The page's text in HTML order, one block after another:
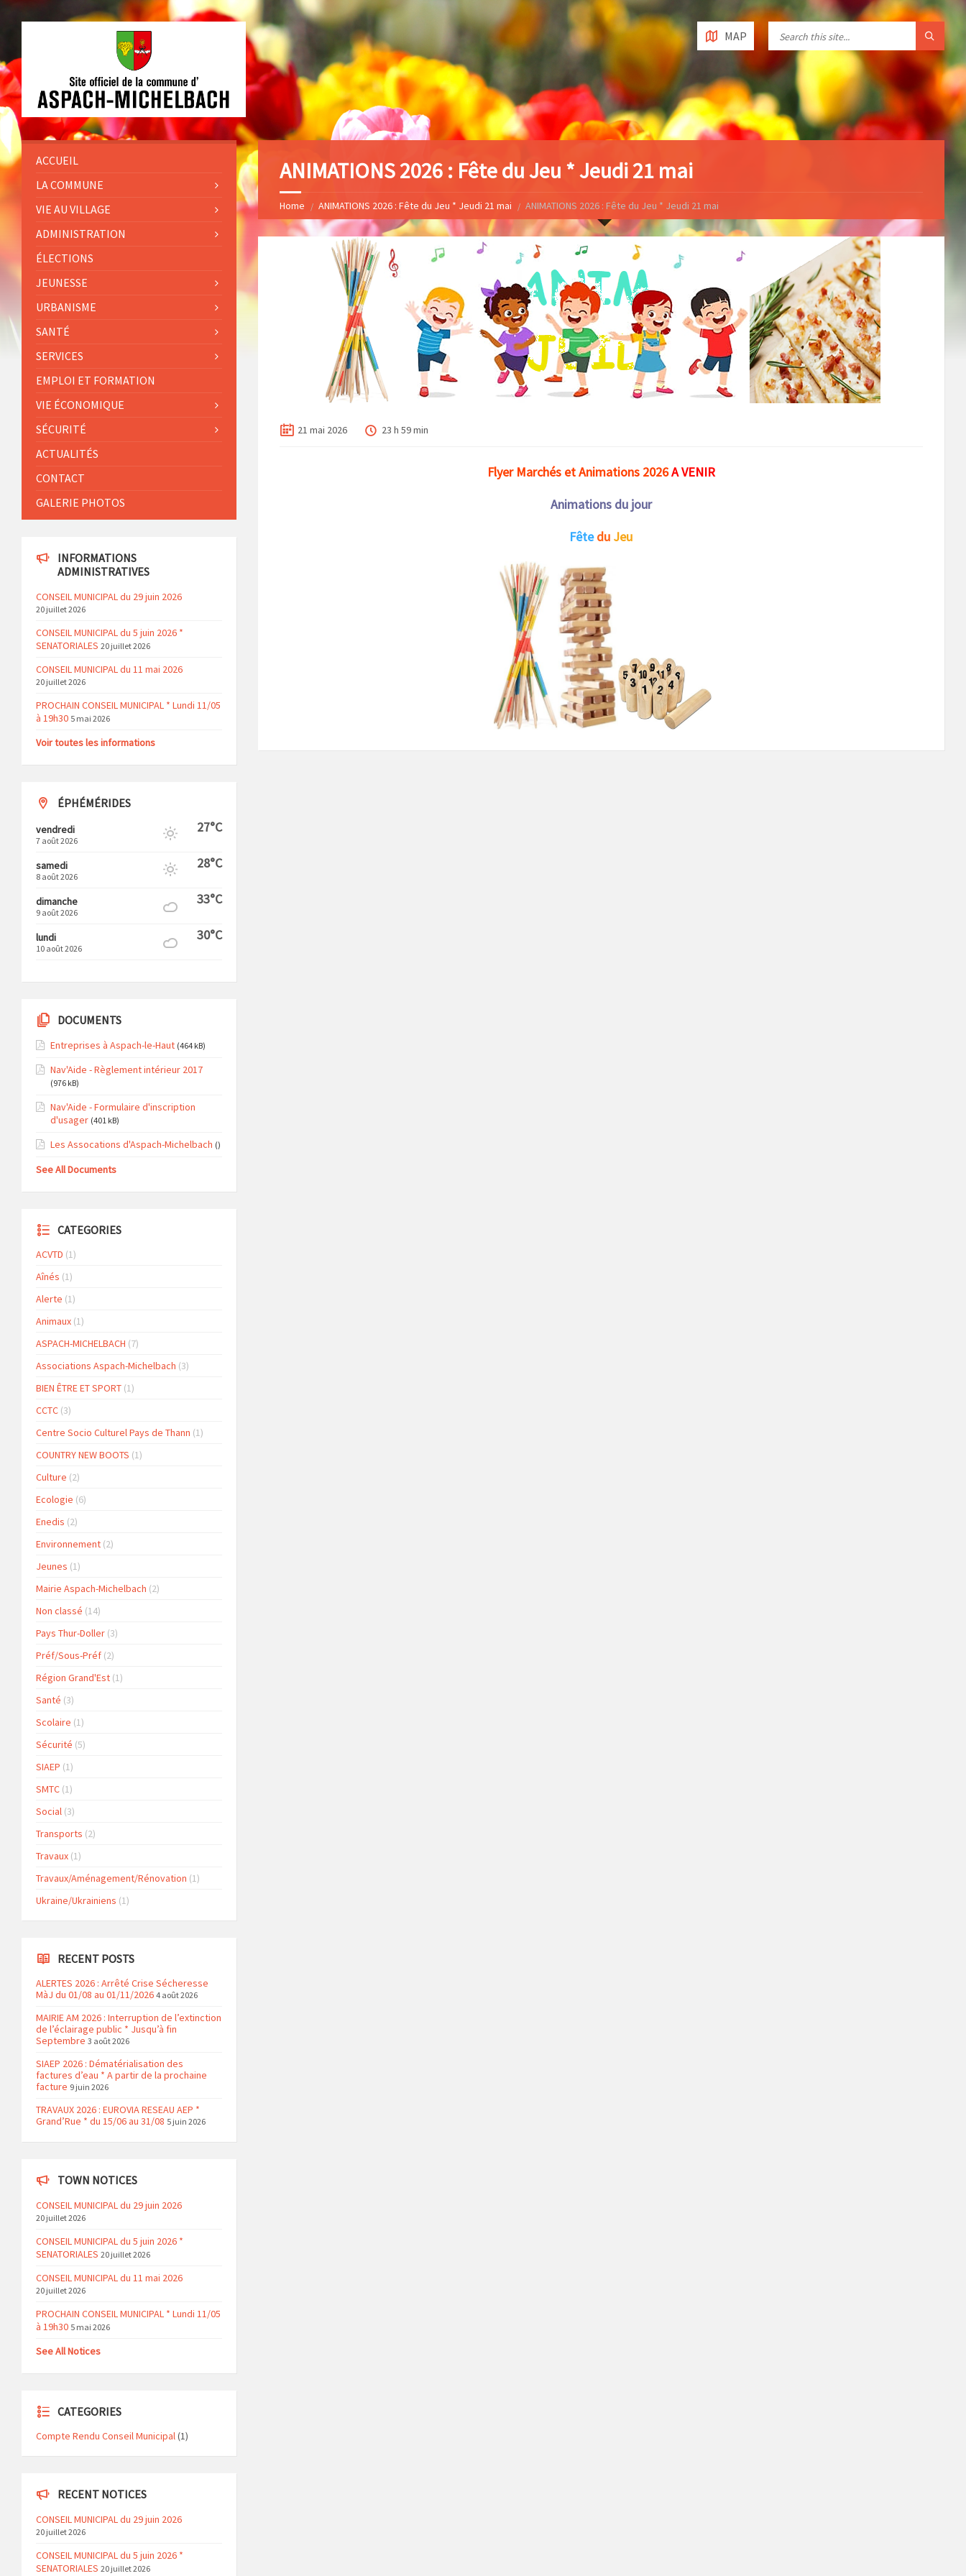
MAP
ANIMATIONS 2026 : Fête du Jeu * Jeudi 21 mai
Home ANIMATIONS 2026 : Fête du Jeu * Jeudi 21 mai ANIMATIONS 2026 : Fête du Jeu * Jeudi 21 mai
21 mai 2026 23 h 59 min
Flyer Marchés et Animations 2026A VENIR
Animations du jour
Fête du Jeu
ACCUEIL
LA COMMUNE
VIE AU VILLAGE
ADMINISTRATION
ÉLECTIONS
JEUNESSE
URBANISME
SANTÉ
SERVICES
EMPLOI ET FORMATION
VIE ÉCONOMIQUE
SÉCURITÉ
ACTUALITÉS
CONTACT
GALERIE PHOTOS
INFORMATIONS
ADMINISTRATIVES
CONSEIL MUNICIPAL du 29 juin 2026
20 juillet 2026
CONSEIL MUNICIPAL du 5 juin 2026 *
SENATORIALES 20 juillet 2026
CONSEIL MUNICIPAL du 11 mai 2026
20 juillet 2026
PROCHAIN CONSEIL MUNICIPAL * Lundi 11/05
à 19h30 5 mai 2026
Voir toutes les informations
ÉPHÉMÉRIDES
vendredi
7 août 2026
27°C
samedi
8 août 2026
28°C
dimanche
9 août 2026
33°C
lundi
10 août 2026
30°C
DOCUMENTS
Entreprises à Aspach-le-Haut (464 kB)
Nav'Aide - Règlement intérieur 2017
(976 kB)
Nav'Aide - Formulaire d'inscription
d'usager (401 kB)
Les Assocations d'Aspach-Michelbach ()
See All Documents
CATEGORIES
ACVTD (1)
Aînés (1)
Alerte (1)
Animaux (1)
ASPACH-MICHELBACH (7)
Associations Aspach-Michelbach (3)
BIEN ÊTRE ET SPORT (1)
CCTC (3)
Centre Socio Culturel Pays de Thann (1)
COUNTRY NEW BOOTS (1)
Culture (2)
Ecologie (6)
Enedis (2)
Environnement (2)
Jeunes (1)
Mairie Aspach-Michelbach (2)
Non classé (14)
Pays Thur-Doller (3)
Préf/Sous-Préf (2)
Région Grand'Est (1)
Santé (3)
Scolaire (1)
Sécurité (5)
SIAEP (1)
SMTC (1)
Social (3)
Transports (2)
Travaux (1)
Travaux/Aménagement/Rénovation (1)
Ukraine/Ukrainiens (1)
RECENT POSTS
ALERTES 2026 : Arrêté Crise Sécheresse
MàJ du 01/08 au 01/11/2026 4 août 2026
MAIRIE AM 2026 : Interruption de l’extinction
de l’éclairage public * Jusqu’à fin
Septembre 3 août 2026
SIAEP 2026 : Dématérialisation des
factures d’eau * A partir de la prochaine
facture 9 juin 2026
TRAVAUX 2026 : EUROVIA RESEAU AEP *
Grand’Rue * du 15/06 au 31/08 5 juin 2026
TOWN NOTICES
CONSEIL MUNICIPAL du 29 juin 2026
20 juillet 2026
CONSEIL MUNICIPAL du 5 juin 2026 *
SENATORIALES 20 juillet 2026
CONSEIL MUNICIPAL du 11 mai 2026
20 juillet 2026
PROCHAIN CONSEIL MUNICIPAL * Lundi 11/05
à 19h30 5 mai 2026
See All Notices
CATEGORIES
Compte Rendu Conseil Municipal(1)
RECENT NOTICES
CONSEIL MUNICIPAL du 29 juin 2026
20 juillet 2026
CONSEIL MUNICIPAL du 5 juin 2026 *
SENATORIALES 20 juillet 2026